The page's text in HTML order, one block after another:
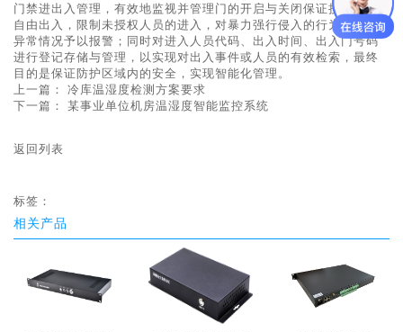
门禁进出入管理，有效地监视并管理门的开启与关闭保证授权人员
自由出入，限制未授权人员的进入，对暴力强行侵入的行为及其他
异常情况予以报警；同时对进入人员代码、出入时间、出入门号码
进行登记存储与管理，以实现对出入事件或人员的有效检索，最终
目的是保证防护区域内的安全，实现智能化管理。
上一篇： 冷库温湿度检测方案要求
下一篇： 某事业单位机房温湿度智能监控系统
返回列表
标签：
相关产品